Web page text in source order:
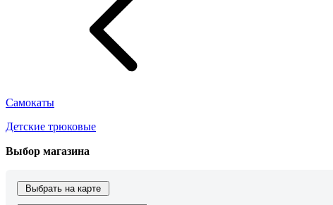
Самокаты
Детские трюковые
Выбор магазина
Выбрать на карте